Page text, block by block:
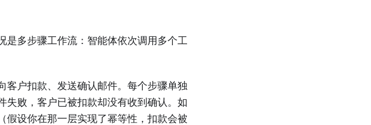
是多步骤工作流：智能体依次调用多个工
客户扣款、发送确认邮件。每个步骤单独
失败，客户已被扣款却没有收到确认。如
假设你在那一层实现了幂等性，扣款会被